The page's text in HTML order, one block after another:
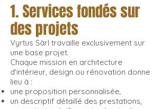
1. Services fondés sur
des projets
Vyrtus Sàrl travaille exclusivement sur
une base projet.
Chaque mission en architecture
d'intérieur, design ou rénovation donne
lieu à :
une proposition personnalisée,
un descriptif détaillé des prestations,